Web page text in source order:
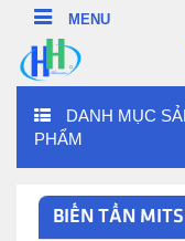
DANH MỤC
PHẨM
BIẾN TẦN